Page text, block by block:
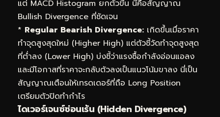
แต่ MACD Histogram ยกตัวขึ้น นี่คือสัญญาณ
Bullish Divergence ที่ชัดเจน
* Regular Bearish Divergence: เกิดขึ้นเมื่อราคา
ทำจุดสูงสุดใหม่ (Higher High) แต่ตัวชี้วัดทำจุดสูงสุด
ที่ต่ำลง (Lower High) บ่งชี้ว่าแรงซื้อกำลังอ่อนแอลง
และมีโอกาสที่ราคาจะกลับตัวลงเป็นแนวโน้มขาลง นี่เป็น
สัญญาณเตือนให้เทรดเดอร์ที่ถือ Long Position
เตรียมตัวปิดทำกำไร
ไดเวอร์เจนซ์ซ่อนเร้น (Hidden Divergence)